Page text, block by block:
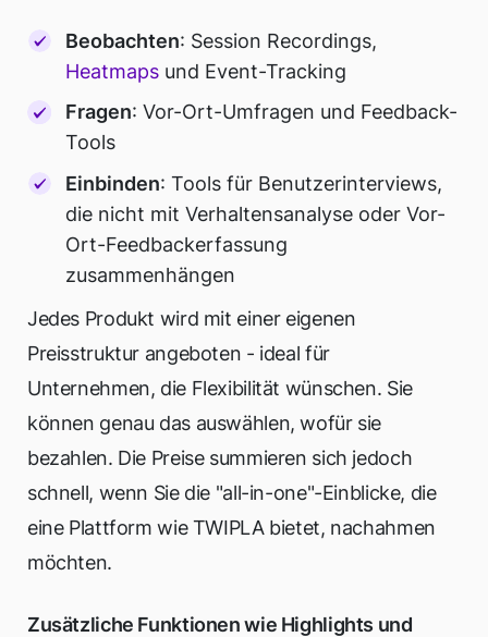
Beobachten: Session Recordings,
Heatmaps und Event-Tracking
Fragen: Vor-Ort-Umfragen und Feedback-
Tools
Einbinden: Tools für Benutzerinterviews,
die nicht mit Verhaltensanalyse oder Vor-
Ort-Feedbackerfassung
zusammenhängen
Jedes Produkt wird mit einer eigenen
Preisstruktur angeboten - ideal für
Unternehmen, die Flexibilität wünschen. Sie
können genau das auswählen, wofür sie
bezahlen. Die Preise summieren sich jedoch
schnell, wenn Sie die "all-in-one"-Einblicke, die
eine Plattform wie TWIPLA bietet, nachahmen
möchten.
Zusätzliche Funktionen wie Highlights und